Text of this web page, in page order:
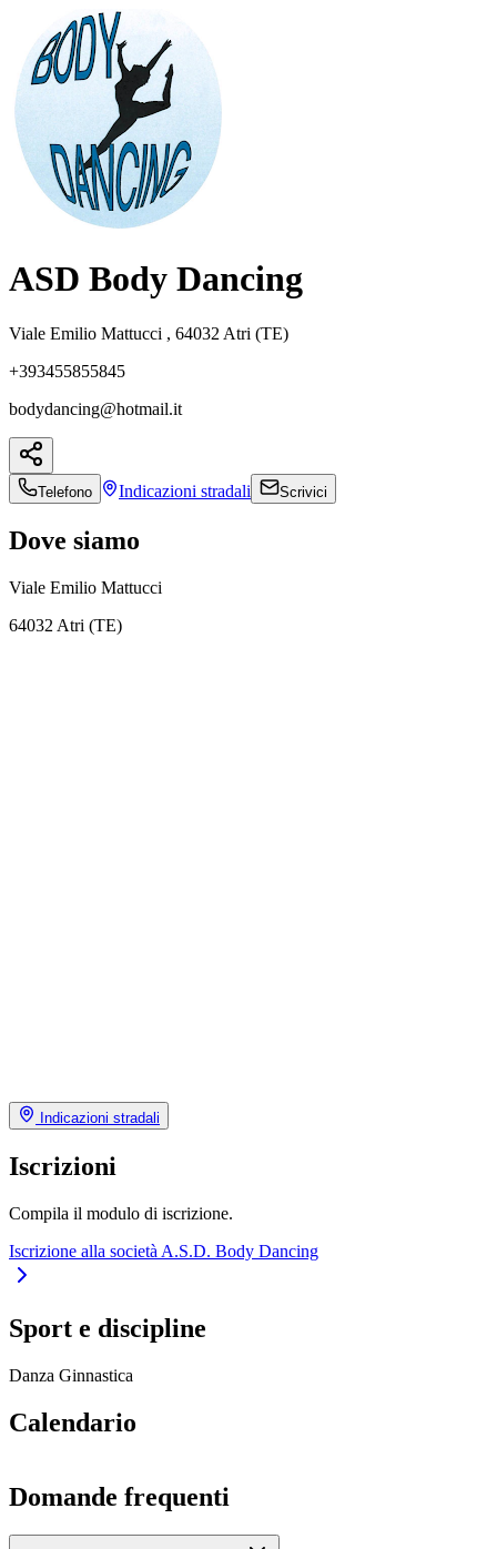
ASD Body Dancing
Viale Emilio Mattucci , 64032 Atri (TE)
+393455855845
bodydancing@hotmail.it
Telefono Indicazioni stradali Scrivici
Dove siamo
Viale Emilio Mattucci
64032 Atri (TE)
Indicazioni stradali
Iscrizioni
Compila il modulo di iscrizione.
Iscrizione alla società A.S.D. Body Dancing
Sport e discipline
Danza Ginnastica
Calendario
Domande frequenti